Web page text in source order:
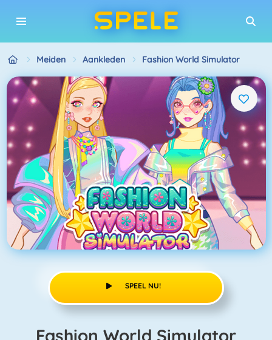
Meiden Aankleden Fashion World Simulator
SPEEL NU!
Fashion World Simulator